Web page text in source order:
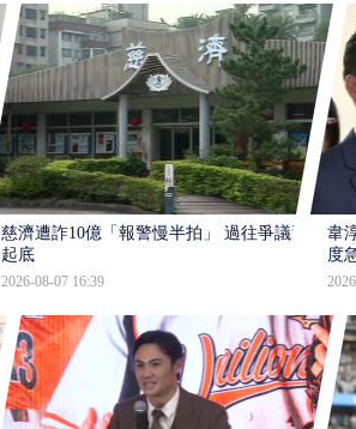
慈濟遭詐10億「報警慢半拍」 過往爭議遭
起底
2026-08-07 16:39
韋
度